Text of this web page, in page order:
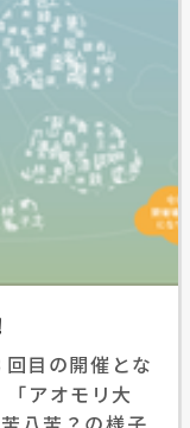
目の開催とな
アオモリ大